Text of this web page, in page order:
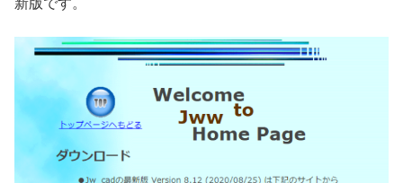
新版です。